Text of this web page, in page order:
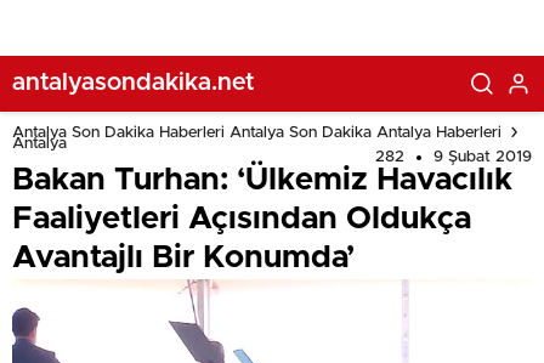
antalyasondakika.net
Antalya Son Dakika Haberleri Antalya Son Dakika Antalya Haberleri
Antalya
282
9 Şubat 2019
Bakan Turhan: ‘Ülkemiz Havacılık
Faaliyetleri Açısından Oldukça
Avantajlı Bir Konumda’